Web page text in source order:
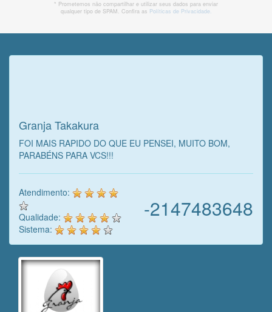
* Prometemos não compartilhar e utilizar seus dados para enviar
qualquer tipo de SPAM. Confira as Políticas de Privacidade.
Granja Takakura
FOI MAIS RAPIDO DO QUE EU PENSEI, MUITO BOM,
PARABÉNS PARA VCS!!!
-2147483648
Atendimento:
Qualidade:
Sistema: